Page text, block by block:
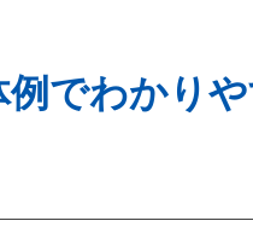
でわかり